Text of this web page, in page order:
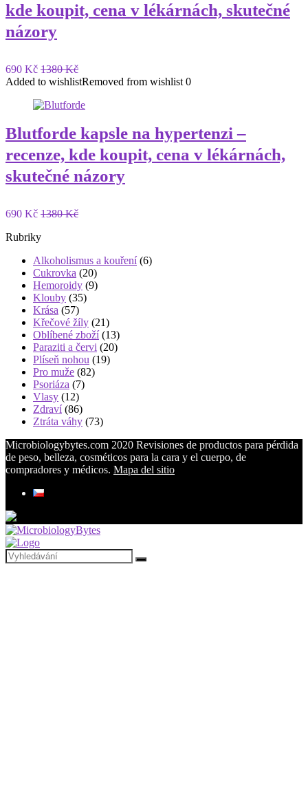
kde koupit, cena v lékárnách, skutečné
názory
690 Kč 1380 Kč
Added to wishlistRemoved from wishlist 0
Blutforde kapsle na hypertenzi –
recenze, kde koupit, cena v lékárnách,
skutečné názory
690 Kč 1380 Kč
Rubriky
Alkoholismus a kouření(6)
Cukrovka (20)
Hemoroidy (9)
Klouby (35)
Krása (57)
Křečové žíly (21)
Oblíbené zboží(13)
Paraziti a červi (20)
Plíseň nohou (19)
Pro muže (82)
Psoriáza (7)
Vlasy (12)
Zdraví(86)
Ztráta váhy (73)
Microbiologybytes.com 2020 Revisiones de productos para pérdida
de peso, belleza, cosméticos para la cara y el cuerpo, de
compradores y médicos. Mapa del sitio